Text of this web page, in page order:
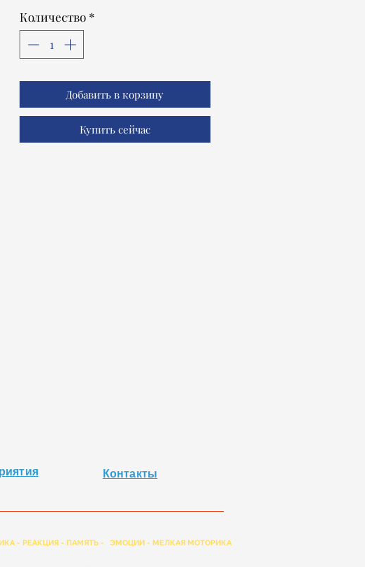
Количество *
Добавить в корзину
Купить сейчас
Контакты
- РЕАКЦИЯ - ПАМЯТЬ - ЭМОЦИИ - МЕЛКАЯ МОТОРИКА